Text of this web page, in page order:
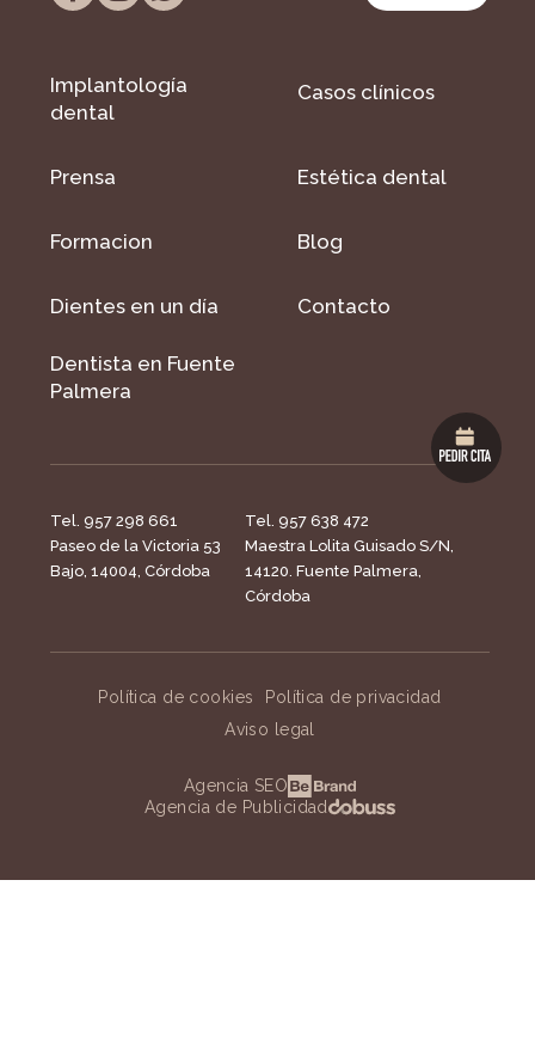
Implantología
dental
Casos clínicos
Prensa Estética dental
Formacion Blog
Dientes en un día Contacto
Dentista en Fuente
Palmera
Tel. 957 298 661
Paseo de la Victoria 53
Bajo, 14004, Córdoba
Tel. 957 638 472
Maestra Lolita Guisado S/N,
14120. Fuente Palmera,
Córdoba
Política de cookies
Política de privacidad
Aviso legal
Agencia SEO
Agencia de Publicidad